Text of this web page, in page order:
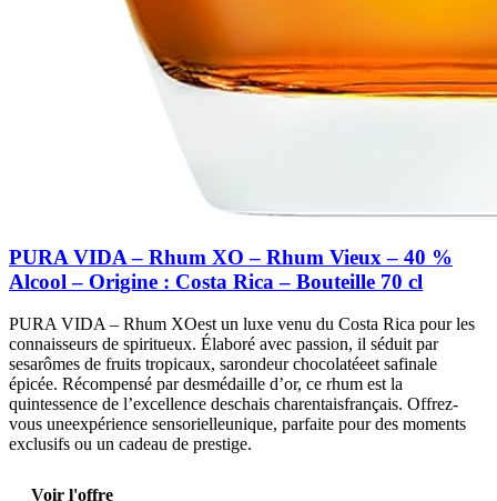
PURA VIDA – Rhum XO – Rhum Vieux – 40 %
Alcool – Origine : Costa Rica – Bouteille 70 cl
PURA VIDA – Rhum XOest un luxe venu du Costa Rica pour les
connaisseurs de spiritueux. Élaboré avec passion, il séduit par
sesarômes de fruits tropicaux, sarondeur chocolatéeet safinale
épicée. Récompensé par desmédaille d’or, ce rhum est la
quintessence de l’excellence deschais charentaisfrançais. Offrez-
vous uneexpérience sensorielleunique, parfaite pour des moments
exclusifs ou un cadeau de prestige.
Voir l'offre